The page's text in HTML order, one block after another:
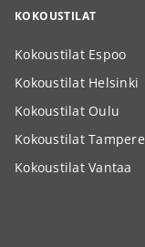
KOKOUSTILAT
Kokoustilat Espoo
Kokoustilat Helsinki
Kokoustilat Oulu
Kokoustilat Tampere
Kokoustilat Vantaa